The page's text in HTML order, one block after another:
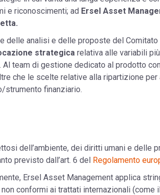
e riconoscimenti; ad Ersel Asset
delle analisi e delle proposte del Comitato
strategica relativa alle variabili più
team di gestione dedicato al prodotto
che le scelte relative alla ripartizione per
strumento finanziario.
dell’ambiente, dei diritti umani e delle
previsto dall’art. 6 del Regolamento
Ersel Asset Management applica
conformi ai trattati internazionali (come